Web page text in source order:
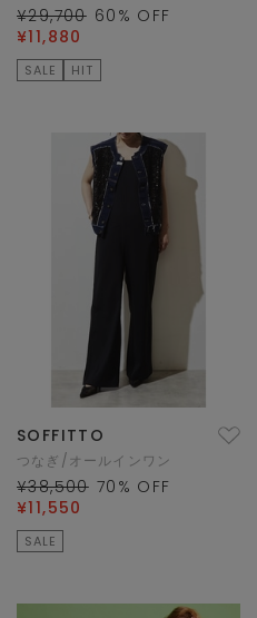
¥29,700 60 % OFF
¥11,880
SALE HIT
SOFFITTO
つなぎ/オールインワン
¥38,500 70 % OFF
¥11,550
SALE